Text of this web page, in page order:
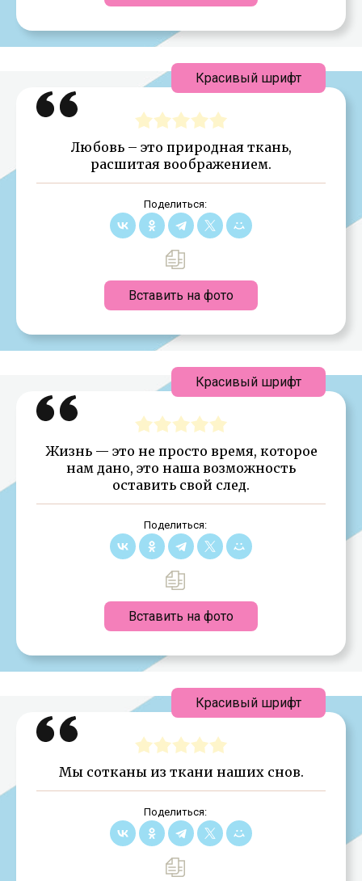
Любовь – это природная ткань,
расшитая воображением.
Поделиться:
Вставить на фото
Красивый шрифт
Жизнь — это не просто время, которое
нам дано, это наша возможность
оставить свой след.
Поделиться:
Вставить на фото
Красивый шрифт
Мы сотканы из ткани наших снов.
Поделиться:
Красивый шрифт